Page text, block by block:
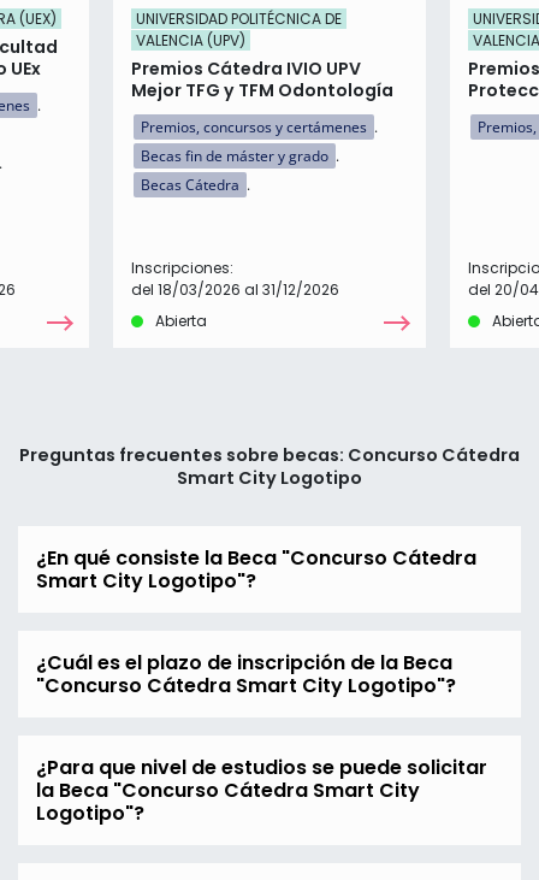
(UEX)
UNIVERSIDAD POLITÉCNICA DE
VALENCIA (UPV)
Premios Cátedra IVIO UPV
Mejor TFG y TFM Odontología
Premios, concursos y certámenes
Becas fin de máster y grado
Becas Cátedra
Inscripciones:
del 18/03/2026 al 31/12/2026
Abierta
del 20/
Preguntas frecuentes sobre becas: Concurso Cátedra
Smart City Logotipo
¿En qué consiste la Beca "Concurso Cátedra
Smart City Logotipo"?
¿Cuál es el plazo de inscripción de la Beca
"Concurso Cátedra Smart City Logotipo"?
¿Para que nivel de estudios se puede solicitar
la Beca "Concurso Cátedra Smart City
Logotipo"?